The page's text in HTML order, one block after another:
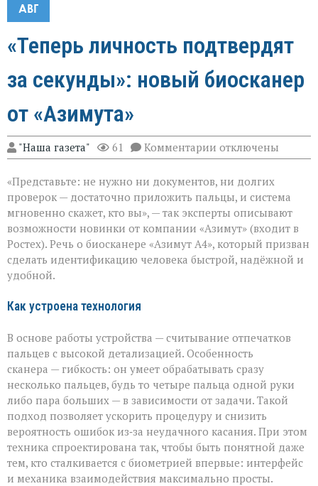
АВГ
«Теперь личность подтвердят
за секунды»: новый биосканер
от «Азимута»
"Наша газета" 61 Комментарии к
записи
личность
подтвердят
за
секунды»:
новый
биосканер
от
«Азимута»
отключены
«Представьте: не нужно ни документов, ни долгих
проверок — достаточно приложить пальцы, и система
мгновенно скажет, кто вы», — так эксперты описывают
возможности новинки от компании «Азимут» (входит в
Ростех). Речь о биосканере «Азимут А4», который призван
сделать идентификацию человека быстрой, надёжной и
удобной.
Как устроена технология
В основе работы устройства — считывание отпечатков
пальцев с высокой детализацией. Особенность
сканера — гибкость: он умеет обрабатывать сразу
несколько пальцев, будь то четыре пальца одной руки
либо пара больших — в зависимости от задачи. Такой
подход позволяет ускорить процедуру и снизить
вероятность ошибок из‑за неудачного касания. При этом
техника спроектирована так, чтобы быть понятной даже
тем, кто сталкивается с биометрией впервые: интерфейс
и механика взаимодействия максимально просты.